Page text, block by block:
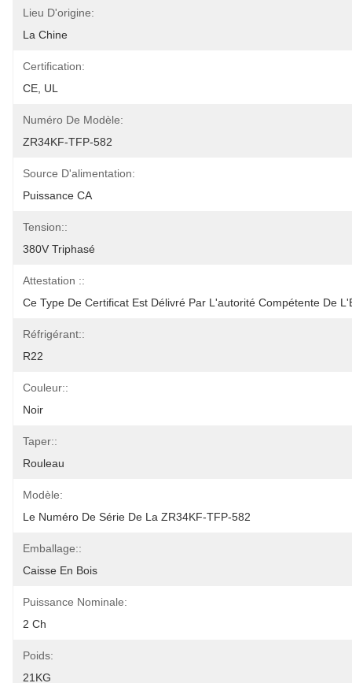
Lieu D'origine:
La Chine
Certification:
CE, UL
Numéro De Modèle:
ZR34KF-TFP-582
Source D'alimentation:
Puissance CA
Tension::
380V Triphasé
Attestation ::
Ce Type De Certificat Est Délivré Par L'autorité Compétente De
Réfrigérant::
R22
Couleur::
Noir
Taper::
Rouleau
Modèle:
Le Numéro De Série De La ZR34KF-TFP-582
Emballage::
Caisse En Bois
Puissance Nominale:
2 Ch
Poids:
21KG